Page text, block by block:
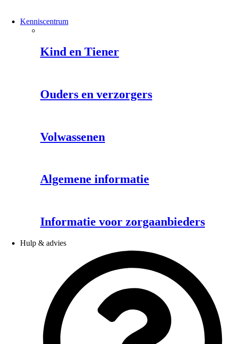
Kenniscentrum
Kind en Tiener
Ouders en verzorgers
Volwassenen
Algemene informatie
Informatie voor zorgaanbieders
Hulp & advies